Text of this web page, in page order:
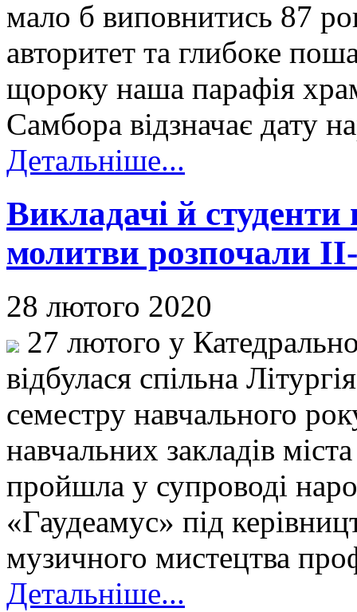
мало б виповнитись 87
авторитет та глибоке
щороку наша парафія
Самбора відзначає дату
Детальніше...
Викладачі й
молитви розпочали
28 лютого 2020
27 лютого у
відбулася спільна
семестру навчального
навчальних закладів
пройшла у супроводі
«Гаудеамус» під
музичного мистецтва
Детальніше...